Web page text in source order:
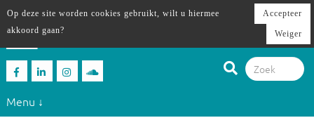
Menu ↓
Op deze site worden cookies gebruikt, wilt u hiermee
akkoord gaan?
Accepteer
Weiger